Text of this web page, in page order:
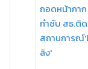
ถอดหน้ากาก
กำชับ สธ.ติ
สถานการณ์
ลิง'